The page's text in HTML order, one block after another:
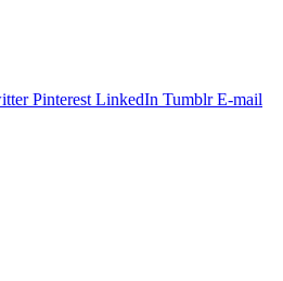
Pinterest LinkedIn Tumblr E-mail